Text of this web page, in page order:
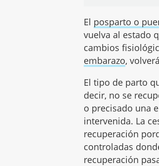
El posparto o
vuelva al estado
cambios
embarazo,
El tipo de parto
decir, no se
o precisado una
intervenida. La
recuperación
controladas
recuperación